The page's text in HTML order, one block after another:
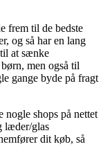
frem til de bedste
og så har en lang
at sænke
men også til
gange byde på fragt
nogle shops på nettet
læder/glas
dit køb, så